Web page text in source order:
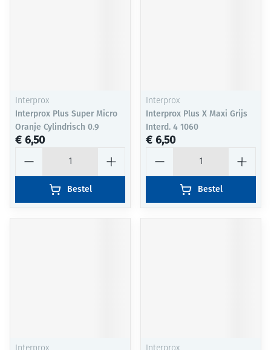
Interprox
Interprox Plus Super Micro
Oranje Cylindrisch 0.9
€ 6,50
Bestel
Interprox
Interprox Plus X Maxi Grijs
Interd. 4 1060
€ 6,50
Bestel